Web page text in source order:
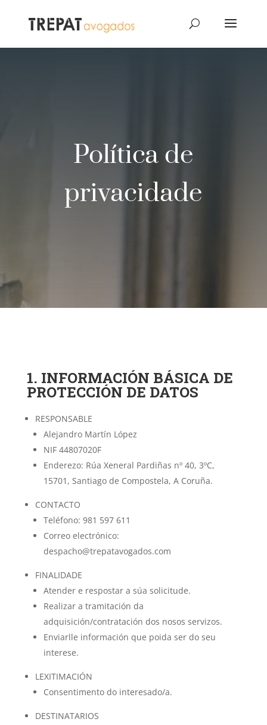
Política de
privacidade
1. INFORMACIÓN BÁSICA DE
PROTECCIÓN DE DATOS
RESPONSABLE
Alejandro Martín López
NIF 44807020F
Enderezo: Rúa Xeneral Pardiñas nº 40, 3ºC,
15701, Santiago de Compostela, A Coruña.
CONTACTO
Teléfono: 981 597 611
Correo electrónico:
despacho@trepatavogados.com
FINALIDADE
Atender e respostar a súa solicitude.
Realizar a tramitación da
adquisición/contratación dos nosos servizos.
Enviarlle información que poida ser do seu
interese.
LEXITIMACIÓN
Consentimento do interesado/a.
DESTINATARIOS